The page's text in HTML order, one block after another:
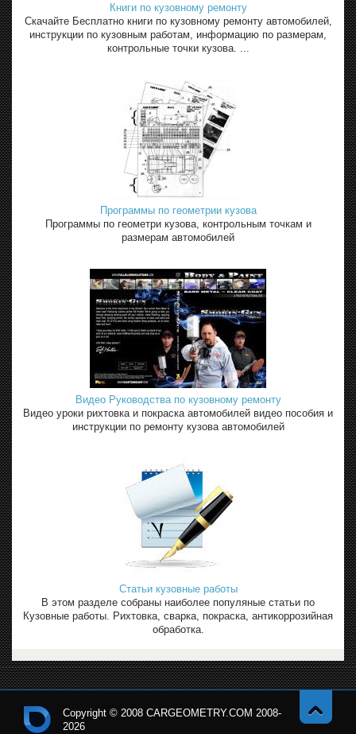
Книги по кузовному ремонту
Скачайте Бесплатно книги по кузовному ремонту автомобилей,
инструкции по кузовным работам, информацию по размерам,
контрольные точки кузова. ...
Программы по геометрии кузова
Программы по геометри кузова, контрольным точкам и
размерам автомобилей
Видео Руководства по кузовному ремонту
Видео уроки рихтовка и покраска автомобилей видео пособия и
инструкции по ремонту кузова автомобилей
Статьи кузовные работы
В этом разделе собраны наиболее популяные статьи по
Кузовные работы. Рихтовка, сварка, покраска, антикоррозийная
обработка.
Copyright © 2008 CARGEOMETRY.COM 2008-
2026